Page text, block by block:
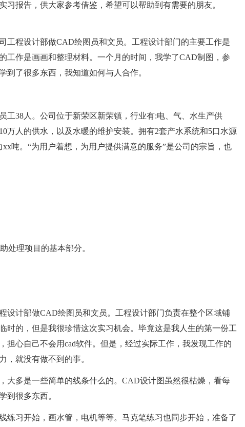
习报告，供大家参考借鉴，希望可以帮助到有需要的朋友。
工程设计部做CAD绘图员和文员。工程设计部门的主要工作是
工作是画画和整理材料。一个月的时间，我学了CAD制图，参
到了很多东西，我知道如何与人合作。
工38人。公司位于新荣区新荣镇，行业有:电、气、水生产供
万人的供水，以及水暖的维护安装。拥有2套产水系统和5口水源
吨。“为用户着想，为用户提供满意的服务”是公司的宗旨，也
处理项目的基本部分。
设计部做CAD绘图员和文员。工程设计部门负责在整个区域铺
时的，但是我很珍惜这次实习机会。毕竟这是我人生的第一份工
担心自己不会用cad软件。但是，经过实际工作，我发现工作的
，就没有做不到的事。
大多是一些简单的线条什么的。CAD设计图虽然很枯燥，看每
到很多东西。
练习开始，画水管，电机等等。马克笔练习也同步开始，准备了